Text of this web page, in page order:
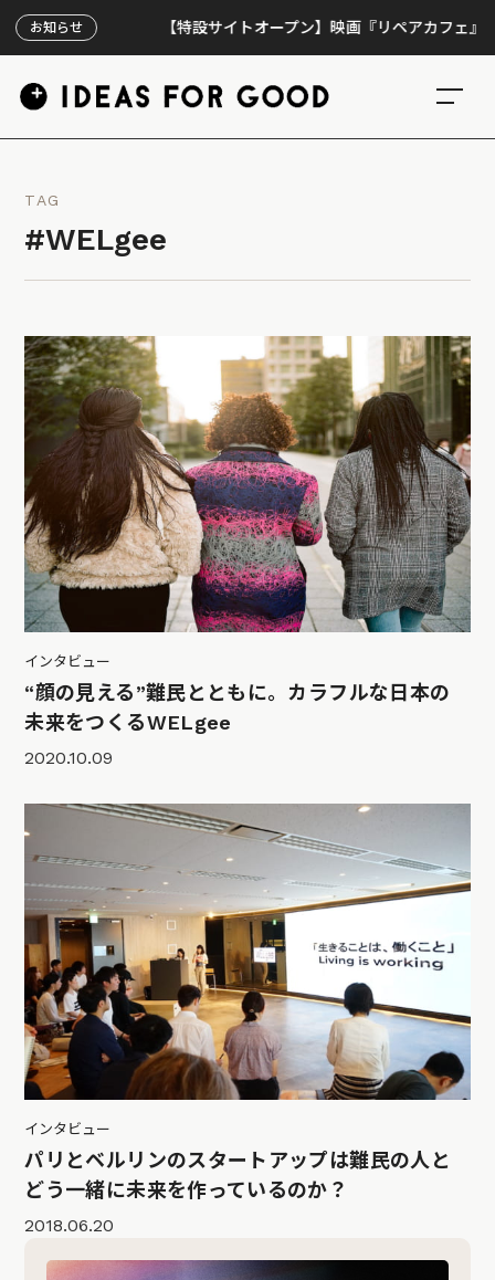
お知らせ 【特設サイトオープン】映画『リペアカフェ』、上映
TAG
#WELgee
インタビュー
“顔の見える”難民とともに。カラフルな日本の
未来をつくるWELgee
2020.10.09
インタビュー
パリとベルリンのスタートアップは難民の人と
どう一緒に未来を作っているのか？
2018.06.20